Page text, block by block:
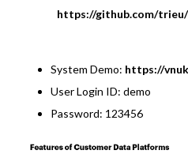
https://github.com/
System Demo: https://
User Login ID: demo
Password: 123456